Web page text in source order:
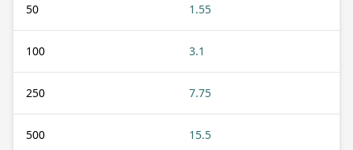
50 1.55
100 3.1
250 7.75
500 15.5